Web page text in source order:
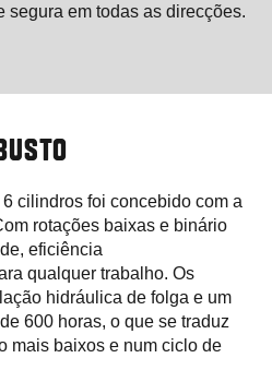
segura em todas as direcções.
cilindros foi concebido com a
rotações baixas e binário
eficiência
qualquer trabalho. Os
hidráulica de folga e um
600 horas, o que se traduz
mais baixos e num ciclo de